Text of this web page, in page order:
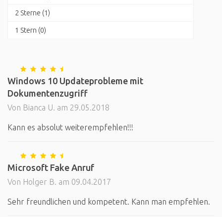
2 Sterne (1)
1 Stern (0)
Windows 10 Updateprobleme mit
Dokumentenzugriff
Von Bianca U. am 29.05.2018
Kann es absolut weiterempfehlen!!!
Microsoft Fake Anruf
Von Holger B. am 09.04.2017
Sehr freundlichen und kompetent. Kann man empfehlen.